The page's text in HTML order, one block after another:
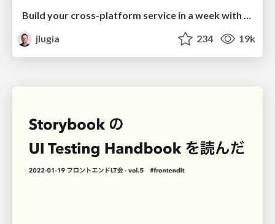
Build your cross-platform service in a week with App Engine
jlugia
234 19k